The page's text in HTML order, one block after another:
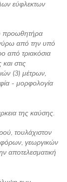
εύφλεκτων
προωθητήρα
από την υπό
από τριακόσια
στις
(3) μέτρων,
- μορφολογία
της καύσης.
τουλάχιστον
γεωργικών
αποτελεσματική